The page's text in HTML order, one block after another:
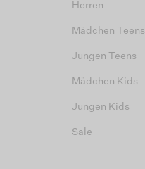
Herren
Mädchen Teens
Jungen Teens
Mädchen Kids
Jungen Kids
Sale